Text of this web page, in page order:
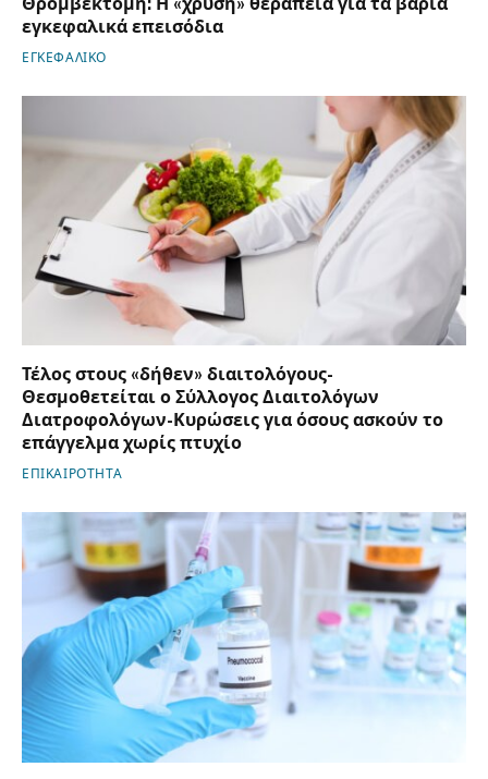
εγκεφαλικά επεισόδια
ΕΓΚΕΦΑΛΙΚΟ
Τέλος στους «δήθεν» διαιτολόγους-
Θεσμοθετείται ο Σύλλογος Διαιτολόγων
Διατροφολόγων-Κυρώσεις για όσους ασκούν το
επάγγελμα χωρίς πτυχίο
ΕΠΙΚΑΙΡΟΤΗΤΑ